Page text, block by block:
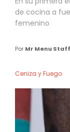
de cocina a
femenino
Por Mr Menu Staff
Ceniza y Fuego